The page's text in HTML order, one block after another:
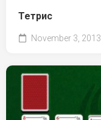
Тетрис
November 3, 2013